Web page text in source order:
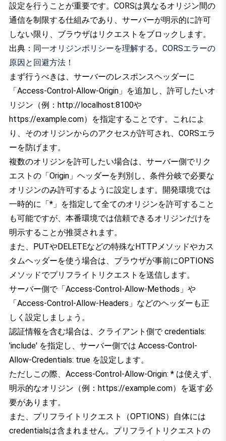
設定を行うことが重要です。CORSは異なるオリジン間の
通信を制限する仕組みであり、サーバーが明示的に許可
しない限り、ブラウザはリクエストをブロックします。
出典： 同一オリジンポリシーを理解する。CORSエラーの
原因と回避方法！
まず行うべきは、サーバーのレスポンスヘッダーに
「Access-Control-Allow-Origin」を追加し、許可したいオ
リジン（例：http://localhost:8100や
https://example.com）を指定することです。これによ
り、そのオリジンからのアクセスが許可され、CORSエラ
ーを防げます。
複数のオリジンを許可したい場合は、サーバー側でリク
エストの「Origin」ヘッダーを判別し、条件分岐で必要な
オリジンのみ許可するように設定します。開発環境では
一時的に「*」を指定して全てのオリジンを許可すること
も可能ですが、本番環境では信頼できるオリジンだけを
明示することが推奨されます。
また、PUTやDELETEなどの特殊なHTTPメソッドやカス
タムヘッダーを使う場合は、ブラウザが事前にOPTIONS
メソッドでプリフライトリクエストを送信します。
サーバー側で「Access-Control-Allow-Methods」や
「Access-Control-Allow-Headers」などのヘッダーも正
しく設定しましょう。
認証情報を含む場合は、クライアント側で credentials:
'include' を指定し、サーバー側では Access-Control-
Allow-Credentials: true を設定します。
ただしこの際、Access-Control-Allow-Origin: * は使えず、
明示的なオリジン（例：https://example.com）を返す必
要があります。
また、プリフライトリクエスト（OPTIONS）自体には
credentialsは含まれません。プリフライトリクエストの